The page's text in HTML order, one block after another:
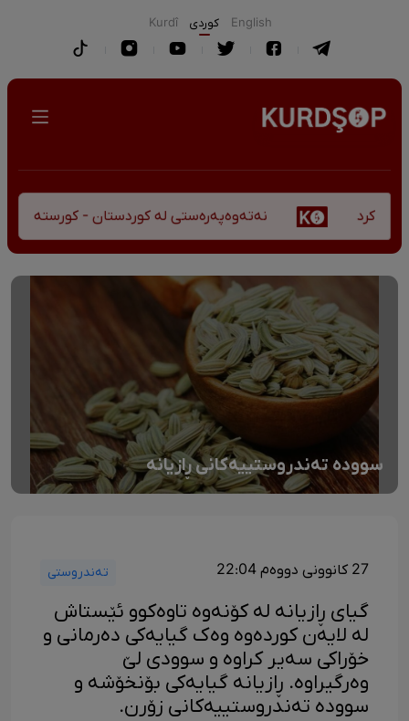
English كوردی Kurdî
نەتەوەپەرەستی لە کوردستان - کورستەی
سوودە تەندروستییەکانی ڕازیانە
27 کانوونی دووەم 22:04 تەندروستی
گیای ڕازیانە لە کۆنەوە تاوەکوو ئێستاش
لە لایەن کوردەوە وەک گیایەکی دەرمانی و
خۆراکی سەیر کراوە و سوودی لێ
وەرگیراوە. ڕازیانە گیایەکی بۆنخۆشە و
سوودە تەندروستییەکانی زۆرن.